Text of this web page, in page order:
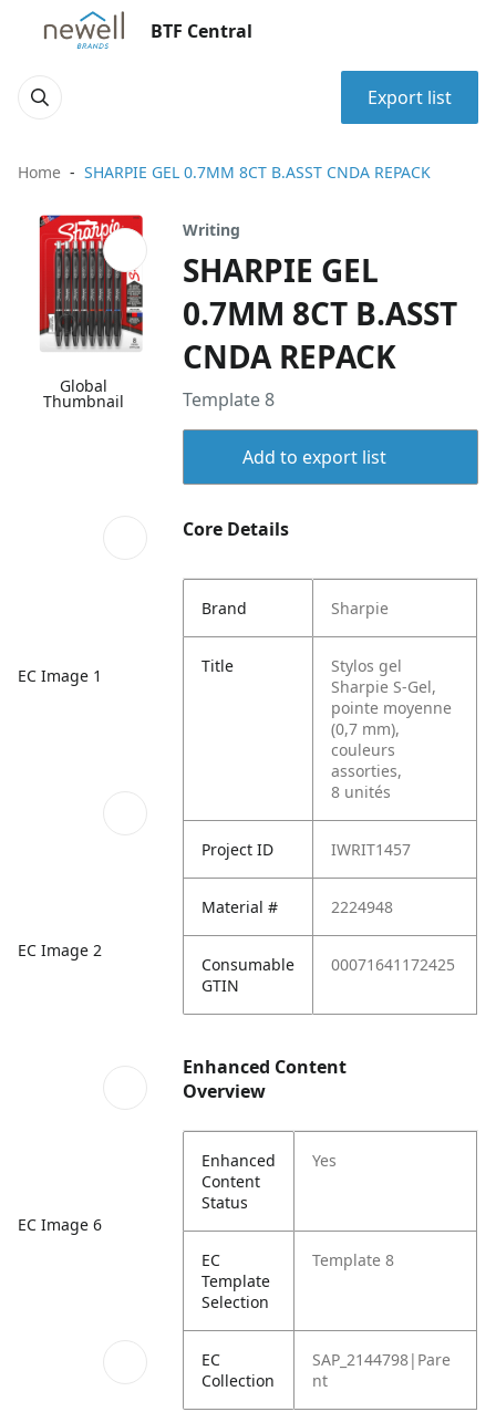
BTF Central
Export list
Home SHARPIE GEL 0.7MM 8CT B.ASST CNDA REPACK
Global
Thumbnail
EC Image 1
EC Image 2
EC Image 6
Writing
SHARPIE GEL
0.7MM 8CT B.ASST
CNDA REPACK
Template 8
Add to export list
Core Details
Brand Sharpie
Title
Stylos gel
Sharpie S-Gel,
pointe moyenne
(0,7 mm),
couleurs
assorties,
8 unités
Project ID IWRIT1457
Material # 2224948
Consumable
GTIN
00071641172425
Enhanced Content
Overview
Enhanced
Content
Status
Yes
EC
Template
Selection
Template 8
EC
Collection
SAP_2144798|Pare
nt